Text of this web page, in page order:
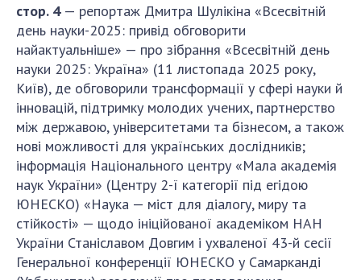
Конкурси наукових досліджень НАН України
Відкрита наука в НАН України
Підготовка наукових кадрів
Робота з молоддю
МІЖНАРОДНЕ СПІВРОБІТНИЦТВО
Членство в міжнародних організаціях
Міжнародні угоди
Міжнародні програми та конкурси
ДОКУМЕНТИ
cтор. 4— репортаж Дмитра Шулікіна «Всесвітній
день науки-2025: привід обговорити
найактуальніше» — про зібрання «Всесвітній день
науки 2025: Україна» (11 листопада 2025 року,
Київ), де обговорили трансформації у сфері науки й
інновацій, підтримку молодих учених, партнерство
між державою, університетами та бізнесом, а також
нові можливості для українських дослідників;
інформація Національного центру «Мала академія
наук України» (Центру 2-ї категорії під егідою
ЮНЕСКО) «Наука — міст для діалогу, миру та
стійкості» — щодо ініційованої академіком НАН
України Станіславом Довгим і ухваленої 43-й сесії
Генеральної конференції ЮНЕСКО у Самарканді